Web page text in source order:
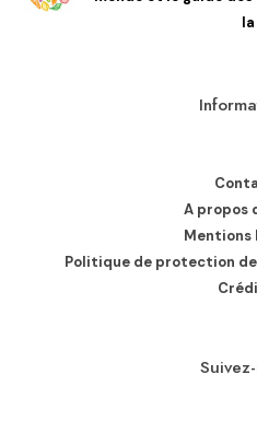
A propos
Mentions
Politique de protection